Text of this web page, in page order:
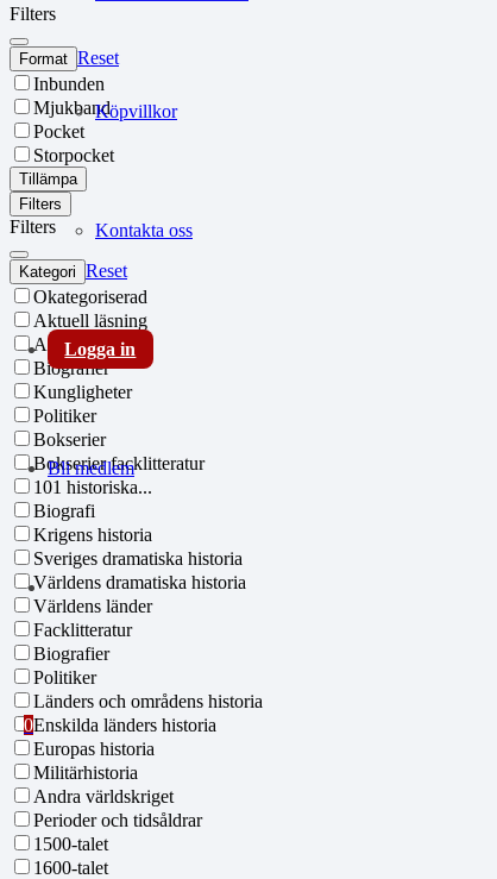
Köpvillkor
Kontakta oss
Logga in
Bli medlem
0
Filters
Format Reset
Inbunden
Mjukband
Pocket
Storpocket
Tillämpa
Filters
Filters
Kategori Reset
Okategoriserad
Aktuell läsning
Arkeologi
Biografier
Kungligheter
Politiker
Bokserier
Bokserier facklitteratur
101 historiska...
Biografi
Krigens historia
Sveriges dramatiska historia
Världens dramatiska historia
Världens länder
Facklitteratur
Biografier
Politiker
Länders och områdens historia
Enskilda länders historia
Europas historia
Militärhistoria
Andra världskriget
Perioder och tidsåldrar
1500-talet
1600-talet